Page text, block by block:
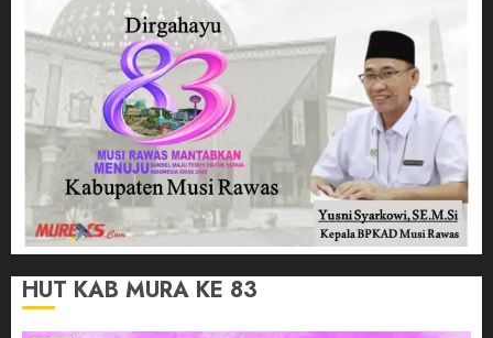
HUT KAB MURA KE 83